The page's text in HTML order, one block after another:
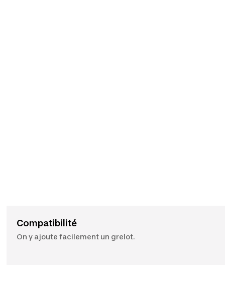
Compatibilité
On y ajoute facilement un grelot.